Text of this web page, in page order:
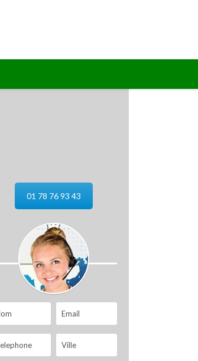
01 78 76 93 43